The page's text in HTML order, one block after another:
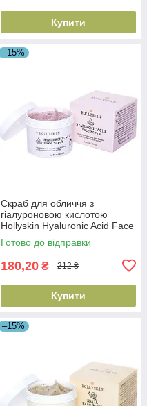
Купити
–15%
Скраб для обличчя з
гіалуроновою кислотою
Hollyskin Hyaluronic Acid Face
Scrub, 100 мл
(4823109700710)
Готово до відправки
180,20 ₴ 212 ₴
Купити
–15%